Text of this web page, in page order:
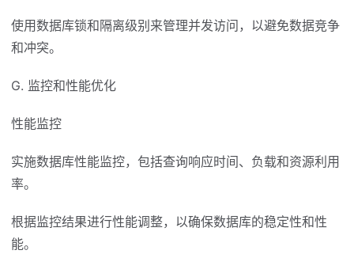
使用数据库锁和隔离级别来管理并发访问，以避免数据竞争
和冲突。
G. 监控和性能优化
性能监控
实施数据库性能监控，包括查询响应时间、负载和资源利用
率。
根据监控结果进行性能调整，以确保数据库的稳定性和性
能。